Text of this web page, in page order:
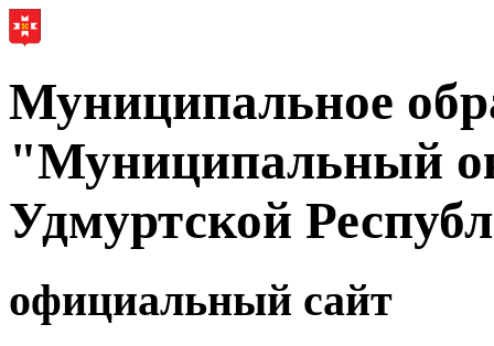
Муниципальное
"Муниципальный
Удмуртской
официальный сайт